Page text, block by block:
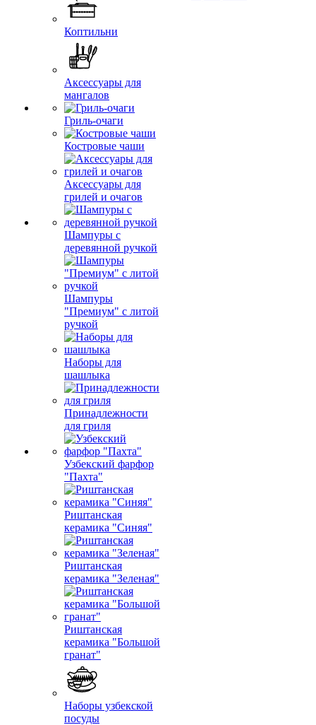
Коптильни
Аксессуары для
мангалов
Гриль-очаги
Костровые чаши
Аксессуары для
грилей и очагов
Шампуры с
деревянной ручкой
Шампуры
"Премиум" с литой
ручкой
Наборы для
шашлыка
Принадлежности
для гриля
Узбекский фарфор
"Пахта"
Риштанская
керамика "Синяя"
Риштанская
керамика "Зеленая"
Риштанская
керамика "Большой
гранат"
Наборы узбекской
посуды